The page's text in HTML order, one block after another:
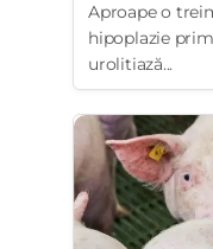
Aproape o
hipoplazie
urolitiază...